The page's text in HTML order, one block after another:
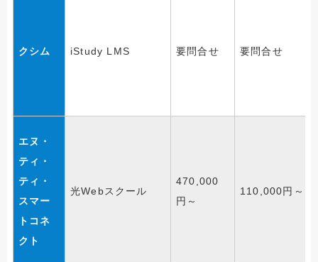
クシム iStudy LMS 要問合せ 要問合せ
エヌ・
ティ・
ティ・
スマー
トコネ
クト
光Webスクール
470,000
円～
110,000円～